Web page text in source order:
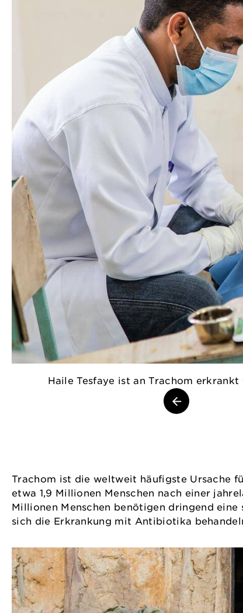
Haile Tesfaye ist an Trachom
Trachom ist die weltweit häufigste Ursache
etwa 1,9 Millionen Menschen nach einer
Millionen Menschen benötigen dringend
sich die Erkrankung mit Antibiotika